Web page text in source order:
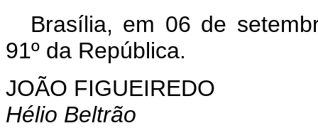
Brasília, em 06 de
91º da República.
JOÃO FIGUEIREDO
Hélio Beltrão